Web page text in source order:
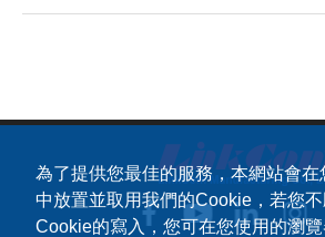
為了提供您最佳的服務，本網站會在
中放置並取用我們的Cookie，若您
Cookie的寫入，您可在您使用的瀏